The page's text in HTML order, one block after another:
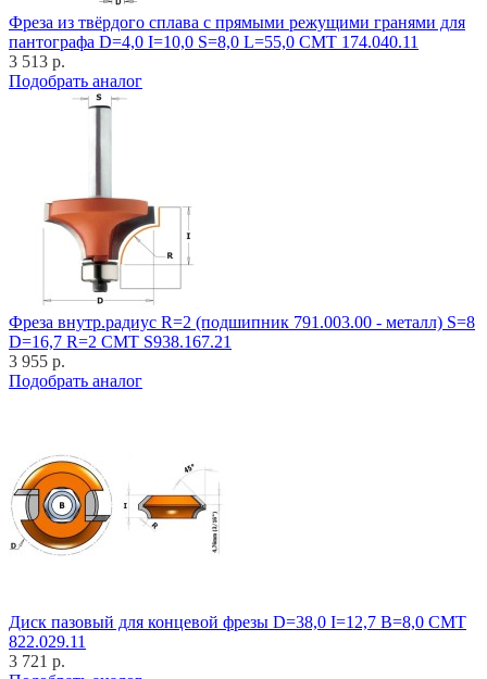
Фреза из твёрдого сплава с прямыми режущими гранями для
пантографа D=4,0 I=10,0 S=8,0 L=55,0 CMT 174.040.11
3 513 р.
Подобрать аналог
Фреза внутр.радиус R=2 (подшипник 791.003.00 - металл) S=8
D=16,7 R=2 CMT S938.167.21
3 955 р.
Подобрать аналог
Диск пазовый для концевой фрезы D=38,0 I=12,7 B=8,0 CMT
822.029.11
3 721 р.